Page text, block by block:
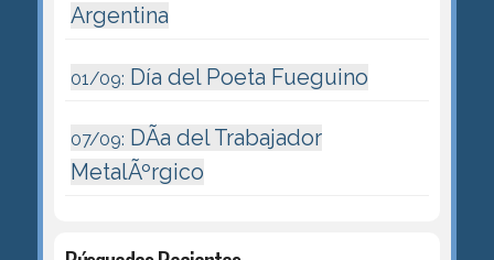
Argentina
01/09: Día del Poeta Fueguino
07/09: DÃ­a del Trabajador
MetalÃºrgico